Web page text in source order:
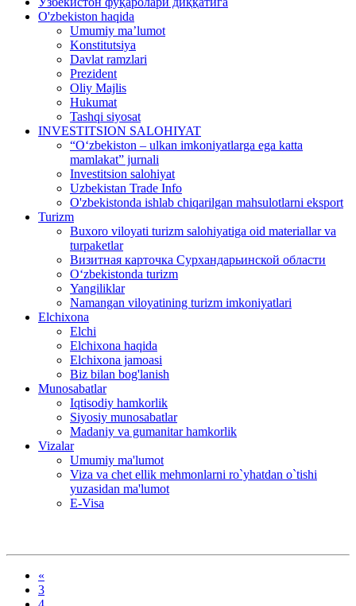
O'zbekiston haqida
Umumiy ma’lumot
Konstitutsiya
Davlat ramzlari
Prezident
Oliy Majlis
Hukumat
Tashqi siyosat
INVESTITSION SALOHIYAT
“Oʻzbekiston – ulkan imkoniyatlarga ega katta
mamlakat” jurnali
Investitsion salohiyat
Uzbekistan Trade Info
O'zbekistonda ishlab chiqarilgan mahsulotlarni eksport
Turizm
Buxoro viloyati turizm salohiyatiga oid materiallar va
turpaketlar
Визитная карточка Сурхандарьинской области
Oʻzbekistonda turizm
Yangiliklar
Namangan viloyatining turizm imkoniyatlari
Elchixona
Elchi
Elchixona haqida
Elchixona jamoasi
Biz bilan bog'lanish
Munosabatlar
Iqtisodiy hamkorlik
Siyosiy munosabatlar
Madaniy va gumanitar hamkorlik
Vizalar
Umumiy ma'lumot
Viza va chet ellik mehmonlarni ro`yhatdan o`tishi
yuzasidan ma'lumot
E-Visa
«
3